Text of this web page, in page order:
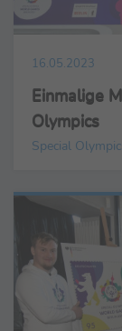
16.05.2023
Einmalige
Olympics